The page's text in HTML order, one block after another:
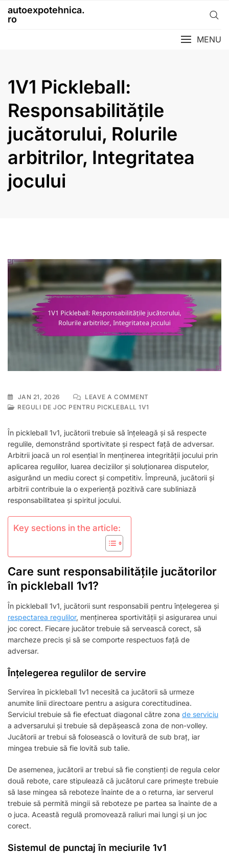
autoexpotehnica.
ro
MENU
1V1 Pickleball:
Responsabilitățile
jucătorului, Rolurile
arbitrilor, Integritatea
jocului
JAN 21, 2026 LEAVE A COMMENTON
1V1
JUCĂTORULUI,
ROLURILE
ARBITRILOR,
INTEGRITATEA
JOCULUI
REGULI DE JOC PENTRU PICKLEBALL 1V1
În pickleball 1v1, jucătorii trebuie să înțeleagă și să respecte
regulile, demonstrând sportivitate și respect față de adversar.
Arbitrii joacă un rol esențial în menținerea integrității jocului prin
aplicarea regulilor, luarea deciziilor și soluționarea disputelor,
asigurând un mediu corect și competitiv. Împreună, jucătorii și
arbitrii contribuie la o experiență pozitivă care subliniază
responsabilitatea și spiritul jocului.
Key sections in the article:
Care sunt responsabilitățile jucătorilor
în pickleball 1v1?
În pickleball 1v1, jucătorii sunt responsabili pentru înțelegerea și
respectarea regulilor, menținerea sportivității și asigurarea unui
joc corect. Fiecare jucător trebuie să servească corect, să
marcheze precis și să se comporte respectuos față de
adversar.
Înțelegerea regulilor de servire
Servirea în pickleball 1v1 necesită ca jucătorii să urmeze
anumite linii directoare pentru a asigura corectitudinea.
Serviciul trebuie să fie efectuat diagonal către zona de serviciu
a adversarului și trebuie să depășească zona de non-volley.
Jucătorii ar trebui să folosească o lovitură de sub braț, iar
mingea trebuie să fie lovită sub talie.
De asemenea, jucătorii ar trebui să fie conștienți de regula celor
două rebote, care stipulează că jucătorul care primește trebuie
să lase mingea să reboteze înainte de a o returna, iar serverul
trebuie să permită mingii să reboteze pe partea sa înainte de a
o juca. Această regulă promovează raliuri mai lungi și un joc
corect.
Sistemul de punctaj în meciurile 1v1